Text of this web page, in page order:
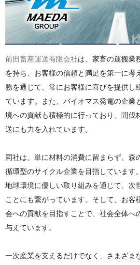
前田畜産運送有限会社は、家畜の運搬業
を持ち、お客様の信頼と満足を第一に考
務を通じて、常にお客様に喜びを提供し
ています。また、バイオマス発電の企業
境への貢献も積極的に行っており、間伐
送にも力を入れています。
同社は、単に材料の消費に留まらず、森
循環型のサイクル企業を目指しています
地球環境に優しい取り組みを通じて、次
ことにも繋がっています。そして、お客
会への貢献を目指すことで、社会全体へ
与えています。
一次産業を支えるだけでなく、さまざま